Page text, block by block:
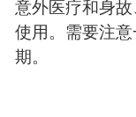
意外医疗和身
使用。需要注
期。